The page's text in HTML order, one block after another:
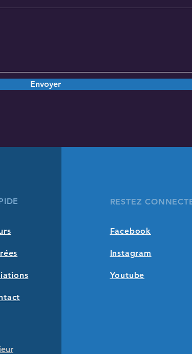
Envoyer
RESTEZ
Facebook
Instagram
Youtube